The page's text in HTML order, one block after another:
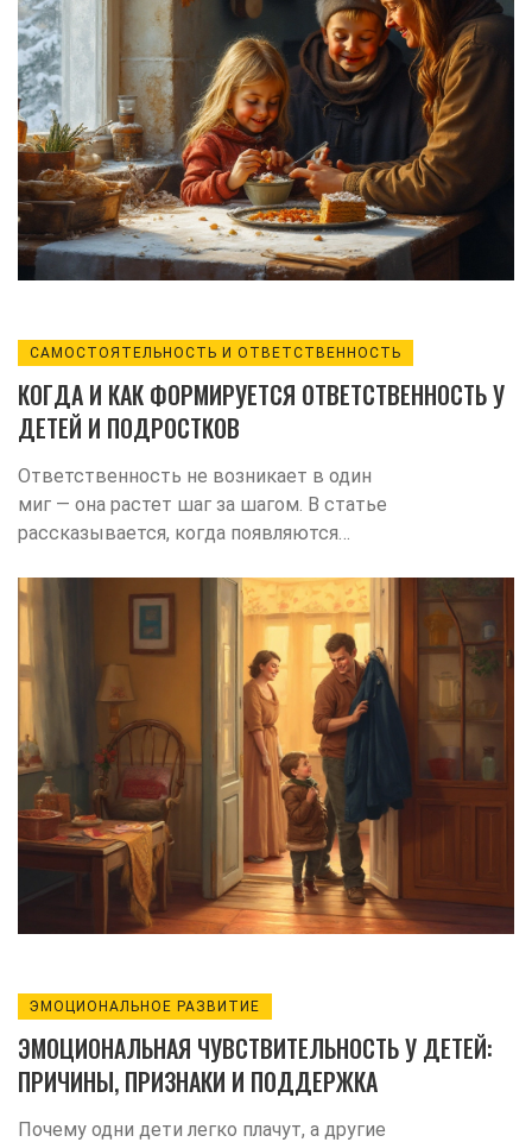
САМОСТОЯТЕЛЬНОСТЬ И ОТВЕТСТВЕННОСТЬ
КОГДА И КАК ФОРМИРУЕТСЯ ОТВЕТСТВЕННОСТЬ У
ДЕТЕЙ И ПОДРОСТКОВ
Ответственность не возникает в один
миг — она растет шаг за шагом. В статье
рассказывается, когда появляются
почему их важно поддерживать и как
родителям помогать детям становиться
ответственнее.
ЭМОЦИОНАЛЬНОЕ РАЗВИТИЕ
ЭМОЦИОНАЛЬНАЯ ЧУВСТВИТЕЛЬНОСТЬ У ДЕТЕЙ:
ПРИЧИНЫ, ПРИЗНАКИ И ПОДДЕРЖКА
Почему одни дети легко плачут, а другие